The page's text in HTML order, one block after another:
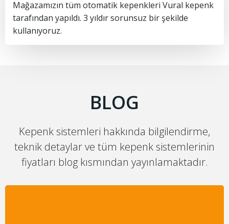
Mağazamızın tüm otomatik kepenkleri Vural kepenk
tarafından yapıldı. 3 yıldır sorunsuz bir şekilde
kullanıyoruz.
BLOG
Kepenk sistemleri hakkında bilgilendirme,
teknik detaylar ve tüm kepenk sistemlerinin
fiyatları blog kısmından yayınlamaktadır.